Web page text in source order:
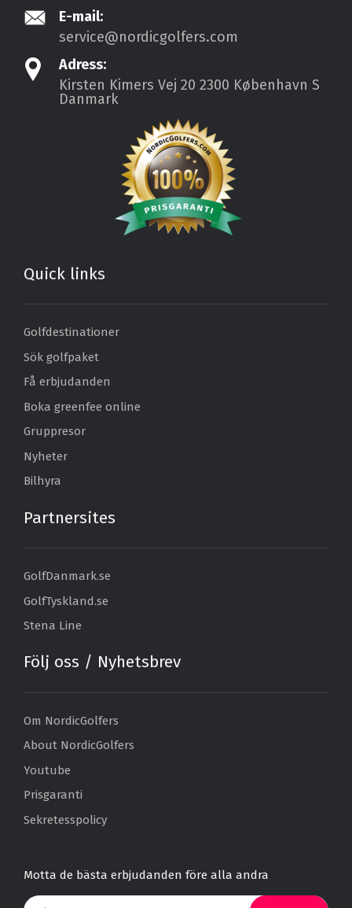
E-mail:
service@nordicgolfers.com
Adress:
Kirsten Kimers Vej 20 2300 København S
Danmark
Quick links
Golfdestinationer
Sök golfpaket
Få erbjudanden
Boka greenfee online
Gruppresor
Nyheter
Bilhyra
Partnersites
GolfDanmark.se
GolfTyskland.se
Stena Line
Följ oss / Nyhetsbrev
Om NordicGolfers
About NordicGolfers
Youtube
Prisgaranti
Sekretesspolicy
Motta de bästa erbjudanden före alla andra